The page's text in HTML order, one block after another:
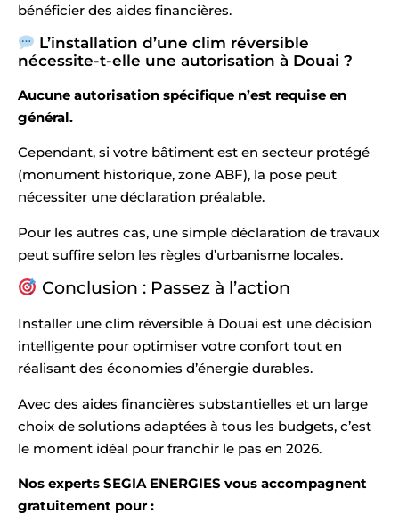
bénéficier des aides financières.
L’installation d’une clim réversible
nécessite-t-elle une autorisation à Douai ?
Aucune autorisation spécifique n’est requise en
général.
Cependant, si votre bâtiment est en secteur protégé
(monument historique, zone ABF), la pose peut
nécessiter une déclaration préalable.
Pour les autres cas, une simple déclaration de travaux
peut suffire selon les règles d’urbanisme locales.
Conclusion : Passez à l’action
Installer une clim réversible à Douai est une décision
intelligente pour optimiser votre confort tout en
réalisant des économies d’énergie durables.
Avec des aides financières substantielles et un large
choix de solutions adaptées à tous les budgets, c’est
le moment idéal pour franchir le pas en 2026.
Nos experts SEGIA ENERGIES vous accompagnent
gratuitement pour :